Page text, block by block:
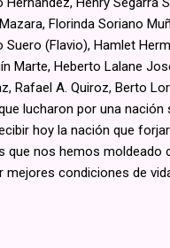
Florinda Soriano
(Flavio), Hamlet
Marte, Heberto Lalane
Rafael A. Quiroz, Berto
lucharon por una
hoy la nación que
que nos hemos
mejores condiciones de